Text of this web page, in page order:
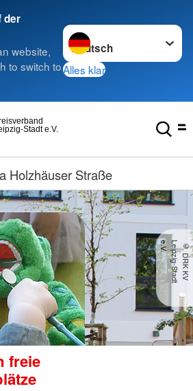
der
website,
to switch to
Sprache wechseln zu
Alles klar
Stadt e.V.
Holzhäuser Straße
©
D
R
K
K
V
L
e
ip
z
ig
-
S
t
a
d
t
e
.
V
.
freie